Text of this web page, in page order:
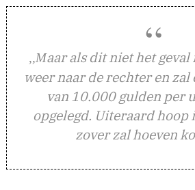
,,Maar als dit niet het geval
weer naar de rechter en zal
van 10.000 gulden per
opgelegd. Uiteraard hoop
zover zal hoeven